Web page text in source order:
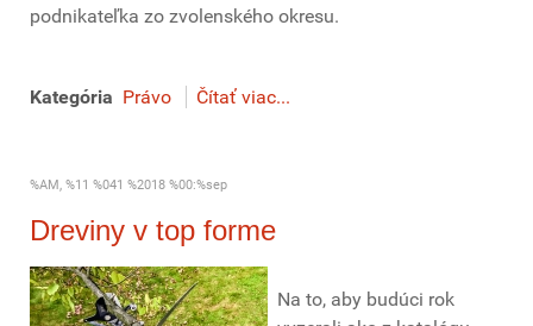
podnikateľka zo zvolenského okresu.
Kategória Právo Čítať viac...
%AM, %11 %041 %2018 %00:%sep
Dreviny v top forme
Na to, aby budúci rok